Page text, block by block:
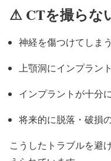
⚠ CTを撮らな
神経を傷つけてしまう
上顎洞にインプラン
インプラントが十分
将来的に脱落・破損
こうしたトラブルを避